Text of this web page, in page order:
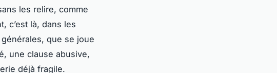
les relire, comme
c’est là, dans les
que se joue
une clause abusive,
déjà fragile.